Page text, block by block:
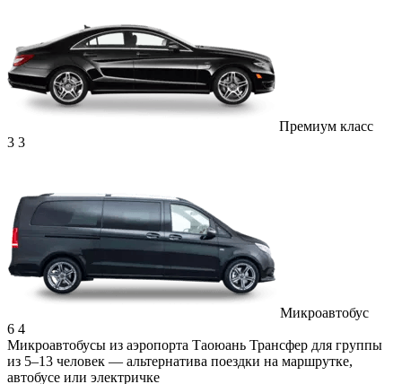
Премиум класс
3 3
Микроавтобус
6 4
Микроавтобусы из аэропорта Таоюань Трансфер для группы
из 5–13 человек — альтернатива поездки на маршрутке,
автобусе или электричке